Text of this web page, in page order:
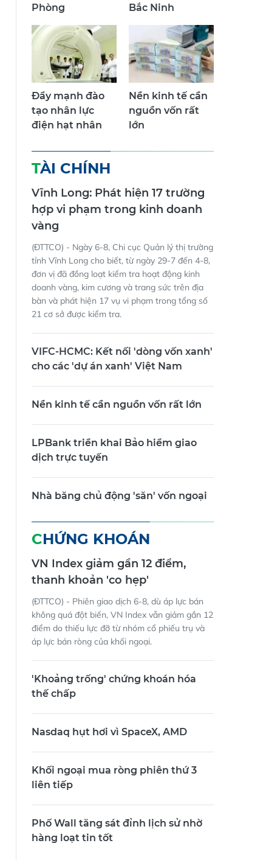
Phòng
Bắc Ninh
Đẩy mạnh đào
tạo nhân lực
điện hạt nhân
Nền kinh tế cần
nguồn vốn rất
lớn
TÀI CHÍNH
Vĩnh Long: Phát hiện 17 trường
hợp vi phạm trong kinh doanh
vàng
(ĐTTCO) - Ngày 6-8, Chi cục Quản lý thị trường
tỉnh Vĩnh Long cho biết, từ ngày 29-7 đến 4-8,
đơn vị đã đồng loạt kiểm tra hoạt động kinh
doanh vàng, kim cương và trang sức trên địa
bàn và phát hiện 17 vụ vi phạm trong tổng số
21 cơ sở được kiểm tra.
VIFC-HCMC: Kết nối 'dòng vốn xanh'
cho các 'dự án xanh' Việt Nam
Nền kinh tế cần nguồn vốn rất lớn
LPBank triển khai Bảo hiểm giao
dịch trực tuyến
Nhà băng chủ động 'săn' vốn ngoại
CHỨNG KHOÁN
VN Index giảm gần 12 điểm,
thanh khoản 'co hẹp'
(ĐTTCO) - Phiên giao dịch 6-8, dù áp lực bán
không quá đột biến, VN Index vẫn giảm gần 12
điểm do thiếu lực đỡ từ nhóm cổ phiếu trụ và
áp lực bán ròng của khối ngoại.
'Khoảng trống' chứng khoán hóa
thế chấp
Nasdaq hụt hơi vì SpaceX, AMD
Khối ngoại mua ròng phiên thứ 3
liên tiếp
Phố Wall tăng sát đỉnh lịch sử nhờ
hàng loạt tin tốt